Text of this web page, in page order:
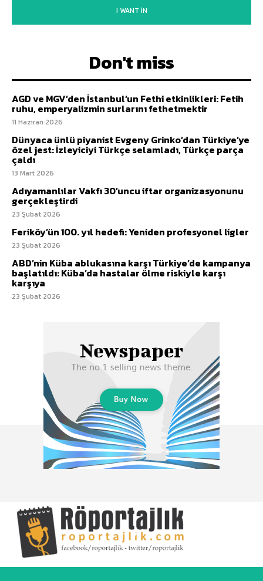
I WANT IN
Don't miss
AGD ve MGV’den İstanbul’un Fethi etkinlikleri: Fetih
ruhu, emperyalizmin surlarını fethetmektir
11 Haziran 2026
Dünyaca ünlü piyanist Evgeny Grinko’dan Türkiye’ye
özel jest: İzleyiciyi Türkçe selamladı, Türkçe parça
çaldı
13 Mart 2026
Adıyamanlılar Vakfı 30’uncu iftar organizasyonunu
gerçekleştirdi
23 Şubat 2026
Feriköy’ün 100. yıl hedefi: Yeniden profesyonel ligler
23 Şubat 2026
ABD’nin Küba ablukasına karşı Türkiye’de kampanya
başlatıldı: Küba’da hastalar ölme riskiyle karşı
karşıya
23 Şubat 2026